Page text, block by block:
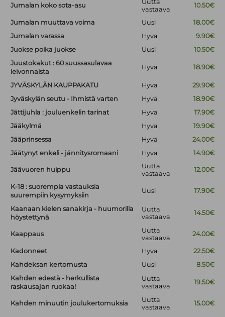
Jumalan koko sota-asu
Uutta
vastaava
10.50€
Jumalan muuttava voima Uusi
18.00€
Jumalan varassa
Hyvä
9.90€
Juokse poika juokse
Uusi
10.50€
Juustokakut : 60 suussasulavaa
leivonnaista
Hyvä 18.90€
JYVÄSKYLÄN KAUPPAKATU Hyvä
29.90€
Jyväskylän seutu - Ihmistä varten
Hyvä
18.90€
Jättijuhla : jouluenkelin tarinat
Hyvä
17.90€
Jääkylmä
Hyvä
19.90€
Jääprinsessa
Hyvä
24.00€
Jäätynyt enkeli - jännitysromaani
Hyvä 14.90€
Jäävuoren huippu
Uutta
vastaava
12.00€
K-18 : suorempia vastauksia
suurempiin kysymyksiin
Uusi 17.90€
Kaanaan kielen sanakirja - huumorilla
höystettynä
Uutta
vastaava
14.50€
Kaappaus
Uutta
vastaava
24.00€
Kadonneet Hyvä
22.50€
Kahdeksan kertomusta
Uusi
8.50€
Kahden edestä - herkullista
raskausajan ruokaa!
Uutta
vastaava
19.50€
Kahden minuutin joulukertomuksia
Uutta
vastaava
15.00€